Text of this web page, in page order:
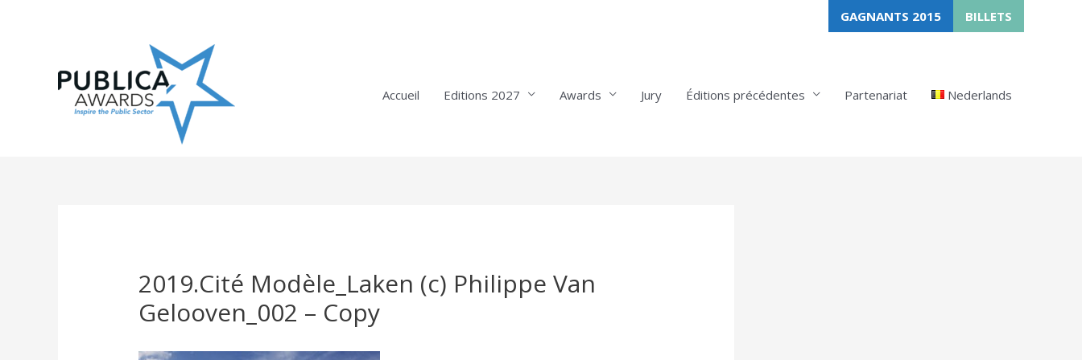
GAGNANTS 2015 BILLETS
Accueil Editions 2027 Awards Jury Éditions précédentes Partenariat Nederlands
2019.Cité Modèle_Laken (c) Philippe Van
Gelooven_002 – Copy